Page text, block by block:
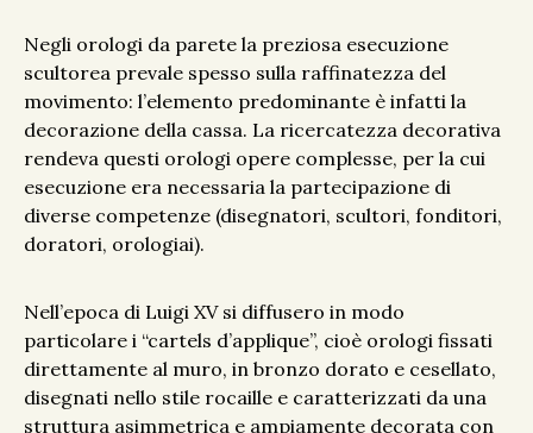
Negli orologi da parete la preziosa esecuzione
scultorea prevale spesso sulla raffinatezza del
movimento: l’elemento predominante è infatti la
decorazione della cassa. La ricercatezza decorativa
rendeva questi orologi opere complesse, per la cui
esecuzione era necessaria la partecipazione di
diverse competenze (disegnatori, scultori, fonditori,
doratori, orologiai).
Nell’epoca di Luigi XV si diffusero in modo
particolare i “cartels d’applique”, cioè orologi fissati
direttamente al muro, in bronzo dorato e cesellato,
disegnati nello stile rocaille e caratterizzati da una
struttura asimmetrica e ampiamente decorata con